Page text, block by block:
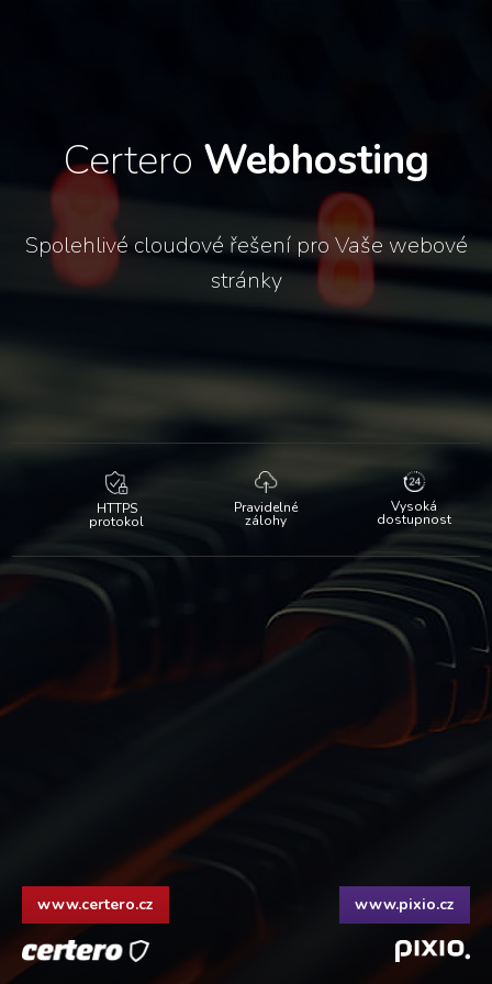
Certero Webhosting
Spolehlivé cloudové řešení pro Vaše webové
stránky
HTTPS
protokol
Pravidelné
zálohy
Vysoká
dostupnost
www.certero.cz www.pixio.cz